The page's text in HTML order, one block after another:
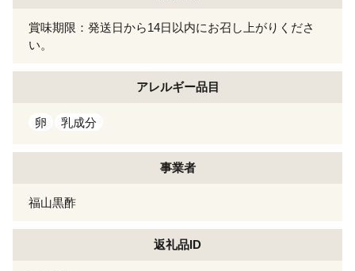
賞味期限：発送日から14日以内にお召し上がりくださ
い。
アレルギー品目
卵 乳成分
事業者
福山黒酢
返礼品ID